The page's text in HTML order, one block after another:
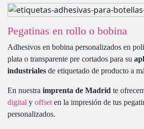
Pegatinas en rollo o bobina
Adhesivos en bobina personalizados en
plata o transparente pre cortados para su
industriales de etiquetado de producto a
En nuestra imprenta de Madrid te
digital y offseten la impresión de tus
personalizados.